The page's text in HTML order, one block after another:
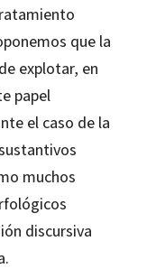
que la
explotar, en
papel
el caso de la
muchos
discursiva